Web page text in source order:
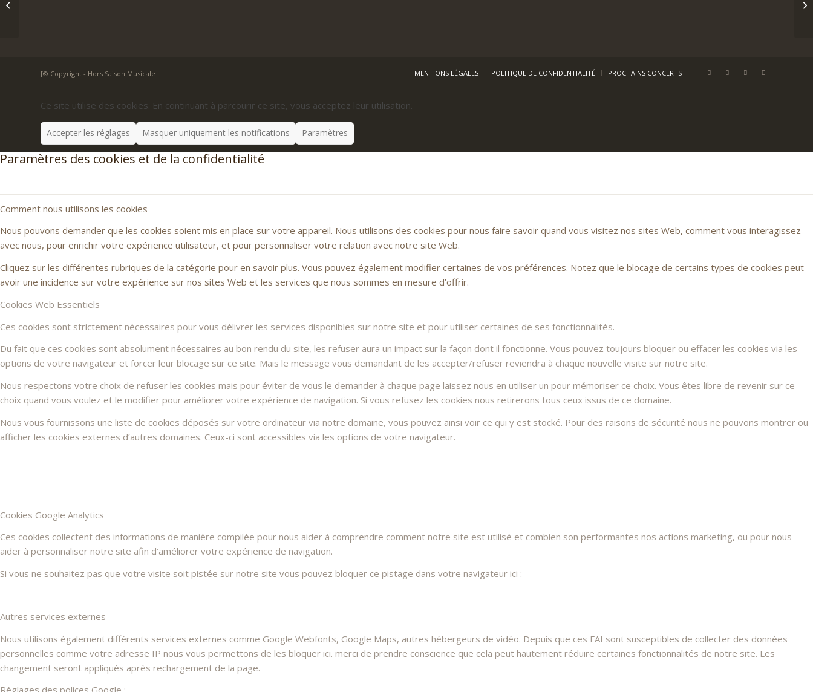
[© Copyright - Hors Saison Musicale MENTIONS LÉGALES POLITIQUE DE CONFIDENTIALITÉ PROCHAINS CONCERTS
Ce site utilise des cookies. En continuant à parcourir ce site, vous acceptez leur utilisation.
Accepter les réglages Masquer uniquement les notifications Paramètres
Paramètres des cookies et de la confidentialité
Comment nous utilisons les cookies
Nous pouvons demander que les cookies soient mis en place sur votre appareil. Nous utilisons des cookies pour nous faire savoir quand vous visitez nos sites Web, comment vous interagissez
avec nous, pour enrichir votre expérience utilisateur, et pour personnaliser votre relation avec notre site Web.
Cliquez sur les différentes rubriques de la catégorie pour en savoir plus. Vous pouvez également modifier certaines de vos préférences. Notez que le blocage de certains types de cookies peut
avoir une incidence sur votre expérience sur nos sites Web et les services que nous sommes en mesure d’offrir.
Cookies Web Essentiels
Ces cookies sont strictement nécessaires pour vous délivrer les services disponibles sur notre site et pour utiliser certaines de ses fonctionnalités.
Du fait que ces cookies sont absolument nécessaires au bon rendu du site, les refuser aura un impact sur la façon dont il fonctionne. Vous pouvez toujours bloquer ou effacer les cookies via les
options de votre navigateur et forcer leur blocage sur ce site. Mais le message vous demandant de les accepter/refuser reviendra à chaque nouvelle visite sur notre site.
Nous respectons votre choix de refuser les cookies mais pour éviter de vous le demander à chaque page laissez nous en utiliser un pour mémoriser ce choix. Vous êtes libre de revenir sur ce
choix quand vous voulez et le modifier pour améliorer votre expérience de navigation. Si vous refusez les cookies nous retirerons tous ceux issus de ce domaine.
Nous vous fournissons une liste de cookies déposés sur votre ordinateur via notre domaine, vous pouvez ainsi voir ce qui y est stocké. Pour des raisons de sécurité nous ne pouvons montrer ou
afficher les cookies externes d’autres domaines. Ceux-ci sont accessibles via les options de votre navigateur.
Cookies Google Analytics
Ces cookies collectent des informations de manière compilée pour nous aider à comprendre comment notre site est utilisé et combien son performantes nos actions marketing, ou pour nous
aider à personnaliser notre site afin d’améliorer votre expérience de navigation.
Si vous ne souhaitez pas que votre visite soit pistée sur notre site vous pouvez bloquer ce pistage dans votre navigateur ici :
Autres services externes
Nous utilisons également différents services externes comme Google Webfonts, Google Maps, autres hébergeurs de vidéo. Depuis que ces FAI sont susceptibles de collecter des données
personnelles comme votre adresse IP nous vous permettons de les bloquer ici. merci de prendre conscience que cela peut hautement réduire certaines fonctionnalités de notre site. Les
changement seront appliqués après rechargement de la page.